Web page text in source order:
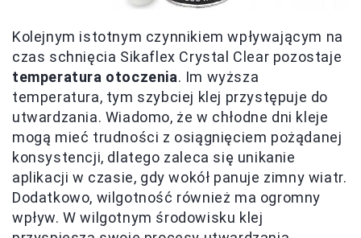
Kolejnym istotnym czynnikiem wpływającym na
czas schnięcia Sikaflex Crystal Clear pozostaje
temperatura otoczenia. Im wyższa
temperatura, tym szybciej klej przystępuje do
utwardzania. Wiadomo, że w chłodne dni kleje
mogą mieć trudności z osiągnięciem pożądanej
konsystencji, dlatego zaleca się unikanie
aplikacji w czasie, gdy wokół panuje zimny wiatr.
Dodatkowo, wilgotność również ma ogromny
wpływ. W wilgotnym środowisku klej